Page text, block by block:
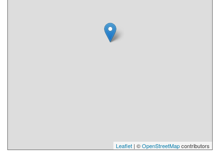
Leaflet | ©OpenStreetMapcontributors